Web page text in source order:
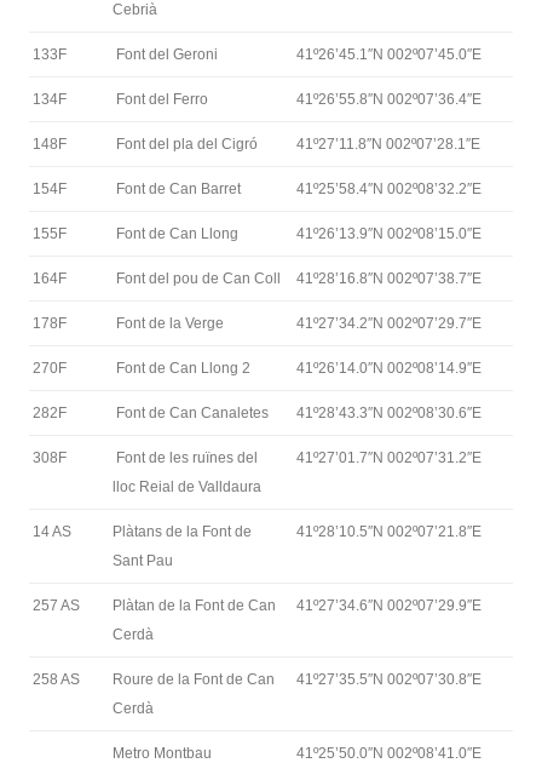
Cebrià
133F Font del Geroni 41º26’45.1″N 002º07’45.0″E
134F Font del Ferro 41º26’55.8″N 002º07’36.4″E
148F Font del pla del Cigró 41º27’11.8″N 002º07’28.1″E
154F Font de Can Barret 41º25’58.4″N 002º08’32.2″E
155F Font de Can Llong 41º26’13.9″N 002º08’15.0″E
164F Font del pou de Can Coll 41º28’16.8″N 002º07’38.7″E
178F Font de la Verge 41º27’34.2″N 002º07’29.7″E
270F Font de Can Llong 2 41º26’14.0″N 002º08’14.9″E
282F Font de Can Canaletes 41º28’43.3″N 002º08’30.6″E
308F
Font de les ruïnes del
lloc Reial de Valldaura
41º27’01.7″N 002º07’31.2″E
14 AS
Plàtans de la Font de
Sant Pau
41º28’10.5″N 002º07’21.8″E
257 AS
Plàtan de la Font de Can
Cerdà
41º27’34.6″N 002º07’29.9″E
258 AS
Roure de la Font de Can
Cerdà
41º27’35.5″N 002º07’30.8″E
Metro Montbau 41º25’50.0″N 002º08’41.0″E